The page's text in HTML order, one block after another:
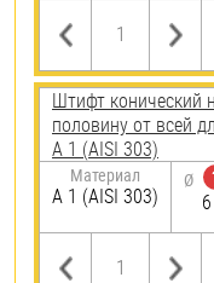
Штифт конический
половину от всей
А 1 (AISI 303)
Материал
А 1 (AISI 303)
Ø
6